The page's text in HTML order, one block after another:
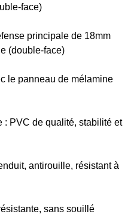
face)
principale de 18mm
(double-face)
le panneau de mélamine
: PVC de qualité, stabilité et
antirouille, résistant à
sans souillé